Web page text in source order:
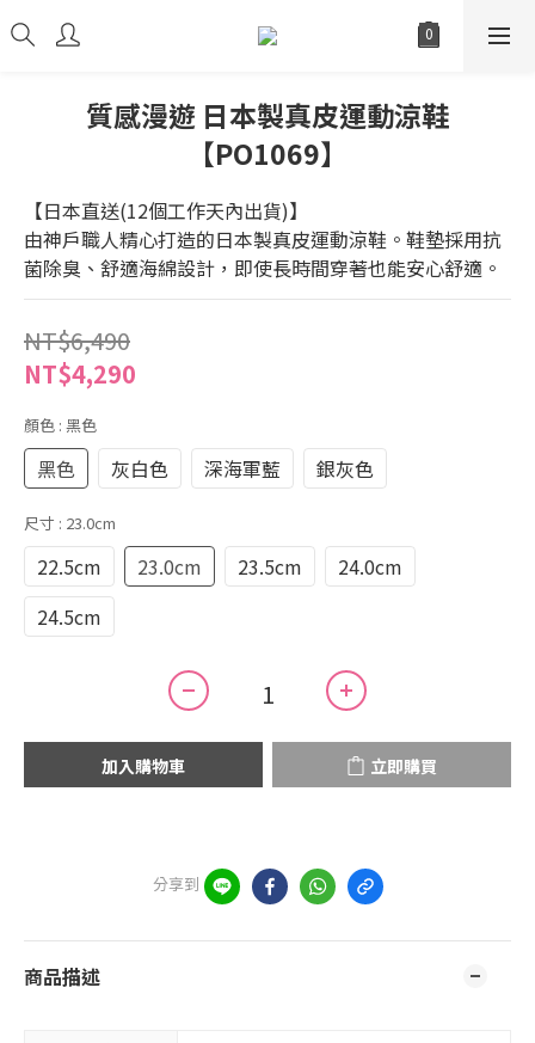
質感漫遊 日本製真皮運動涼鞋
【PO1069】
【日本直送(12個工作天內出貨)】
由神戶職人精心打造的日本製真皮運動涼鞋。鞋墊採用抗
菌除臭、舒適海綿設計，即使長時間穿著也能安心舒適。
NT$6,490
NT$4,290
顏色 : 黑色
黑色 灰白色 深海軍藍 銀灰色
尺寸 : 23.0cm
22.5cm 23.0cm 23.5cm
24.0cm
24.5cm
加入購物車 立即購買
分享到
商品描述